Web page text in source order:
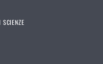
SCIENZE